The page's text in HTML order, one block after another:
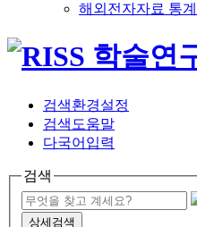
해외전자자료 통계
검색환경설정
검색도움말
다국어입력
검색
상세검색